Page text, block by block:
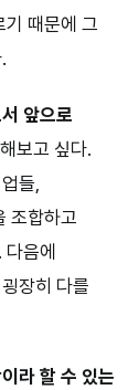
기 때문에 그
앞으로
보고 싶다.
들,
조합하고
음에
장히 다를
라 할 수 있는